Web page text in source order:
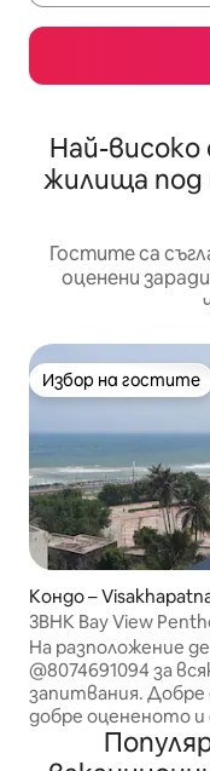
Най-високо
жилища под
Гостите са
оценени
Избор на гостите
Избор на гостите
Кондо –
3BHK Bay View
Beach Road
На разположение
@8074691094 за
запитвания. Добре дошли в най-
добре оцененото
в Airbnb във Визаг.
настаняваме